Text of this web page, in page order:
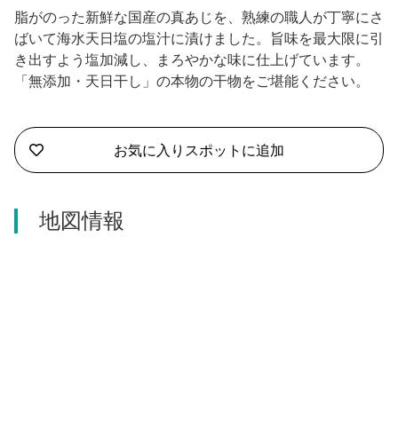
南伊豆町
函南町
伊東市
松崎町
旅程作成
AIルートプランナー
合同会社説明会
伊豆ワーケーション
脂がのった新鮮な国産の真あじを、熟練の職人が丁寧にさ
ばいて海水天日塩の塩汁に漬けました。旨味を最大限に引
き出すよう塩加減し、まろやかな味に仕上げています。
「無添加・天日干し」の本物の干物をご堪能ください。
お気に入りスポットに追加
地図情報